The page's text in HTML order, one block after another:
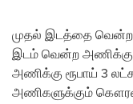
முதல் இடத்தை வென்ற
இடம் வென்ற அணிக்கு
அணிக்கு ரூபாய் 3
அணிகளுக்கும் கௌரவ